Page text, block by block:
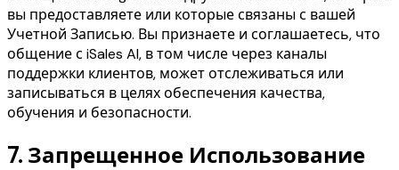
вы предоставляете или которые связаны с вашей
Учетной Записью. Вы признаете и соглашаетесь, что
общение с iSales AI, в том числе через каналы
поддержки клиентов, может отслеживаться или
записываться в целях обеспечения качества,
обучения и безопасности.
7. Запрещенное Использование